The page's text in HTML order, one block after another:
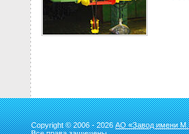
Copyright © 2006 - 2026АО «Завод имени